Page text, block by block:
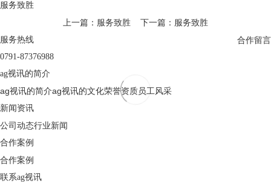
服务致胜
上一篇：服务致胜 下一篇：服务致胜
服务热线
0791-87376988
合作留言
ag视讯的简介
ag视讯的简介ag视讯的文化荣誉资质员工风采
新闻资讯
公司动态行业新闻
合作案例
合作案例
联系ag视讯